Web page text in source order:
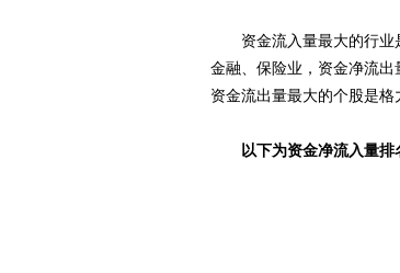
资金流入量最大的行业
金融、保险业，资金净流出
资金流出量最大的个股是
以下为资金净流入量排